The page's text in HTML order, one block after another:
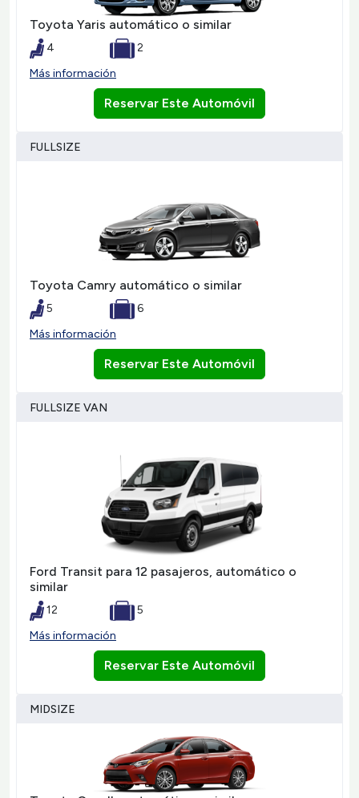
Toyota Yaris automático o similar
4
2
Más información
Reservar Este Automóvil
FULLSIZE
Toyota Camry automático o similar
5
6
Más información
Reservar Este Automóvil
FULLSIZE VAN
Ford Transit para 12 pasajeros, automático o
similar
12
5
Más información
Reservar Este Automóvil
MIDSIZE